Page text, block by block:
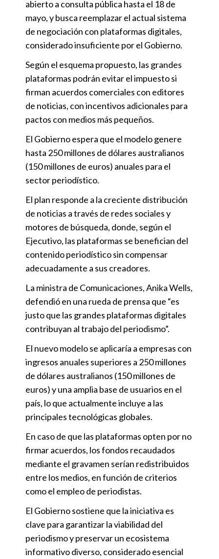
abierto a consulta pública hasta el 18 de
mayo, y busca reemplazar el actual sistema
de negociación con plataformas digitales,
considerado insuficiente por el Gobierno.
Según el esquema propuesto, las grandes
plataformas podrán evitar el impuesto si
firman acuerdos comerciales con editores
de noticias, con incentivos adicionales para
pactos con medios más pequeños.
El Gobierno espera que el modelo genere
hasta 250 millones de dólares australianos
(150 millones de euros) anuales para el
sector periodístico.
El plan responde a la creciente distribución
de noticias a través de redes sociales y
motores de búsqueda, donde, según el
Ejecutivo, las plataformas se benefician del
contenido periodístico sin compensar
adecuadamente a sus creadores.
La ministra de Comunicaciones, Anika Wells,
defendió en una rueda de prensa que “es
justo que las grandes plataformas digitales
contribuyan al trabajo del periodismo”.
El nuevo modelo se aplicaría a empresas con
ingresos anuales superiores a 250 millones
de dólares australianos (150 millones de
euros) y una amplia base de usuarios en el
país, lo que actualmente incluye a las
principales tecnológicas globales.
En caso de que las plataformas opten por no
firmar acuerdos, los fondos recaudados
mediante el gravamen serían redistribuidos
entre los medios, en función de criterios
como el empleo de periodistas.
El Gobierno sostiene que la iniciativa es
clave para garantizar la viabilidad del
periodismo y preservar un ecosistema
informativo diverso, considerado esencial